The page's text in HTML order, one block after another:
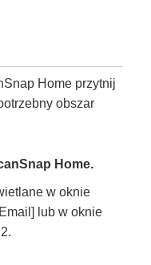
Home przytnij
obszar
Home.
w oknie
lub w oknie